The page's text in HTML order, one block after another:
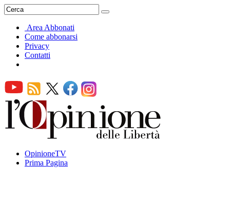
Area Abbonati
Come abbonarsi
Privacy
Contatti
OpinioneTV
Prima Pagina